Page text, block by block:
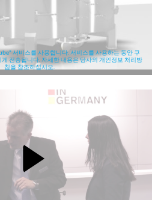
서비스를 사용합니다. 서비스를 사용하는 동안 쿠
전송됩니다. 자세한 내용은 당사의 개인정보 처리방
침을 참조하십시오.